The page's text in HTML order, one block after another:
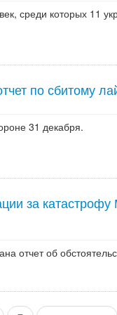
среди которых 11
по сбитому
31 декабря.
за
отчет об